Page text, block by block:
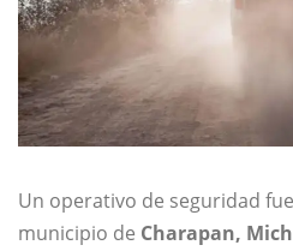
Un operativo de seguridad
municipio de Charapan,